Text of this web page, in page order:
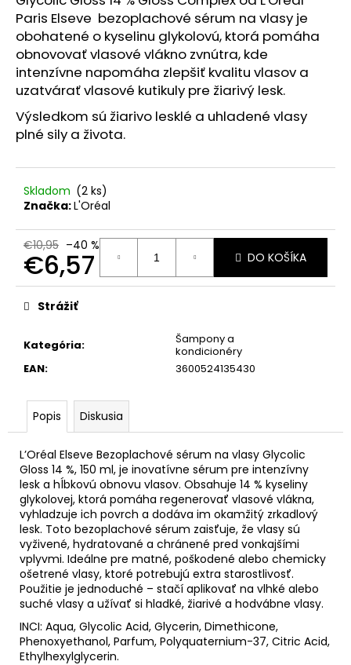
Paris Elseve bezoplachové sérum na vlasy je
obohatené o kyselinu glykolovú, ktorá pomáha
obnovovať vlasové vlákno zvnútra, kde
intenzívne napomáha zlepšiť kvalitu vlasov a
uzatvárať vlasové kutikuly pre žiarivý lesk.
Výsledkom sú žiarivo lesklé a uhladené vlasy
plné sily a života.
Skladom (2 ks)
Značka:L'Oréal
€10,95 –40 %
€6,57
Jednotková
cena:
DO KOŠÍKA
Kategória:
Šampony a
kondicionéry
EAN: 3600524135430
Strážiť
Popis Diskusia
L’Oréal Elseve Bezoplachové sérum na vlasy Glycolic
Gloss 14 %, 150 ml, je inovatívne sérum pre intenzívny
lesk a hĺbkovú obnovu vlasov. Obsahuje 14 % kyseliny
glykolovej, ktorá pomáha regenerovať vlasové vlákna,
vyhladzuje ich povrch a dodáva im okamžitý zrkadlový
lesk. Toto bezoplachové sérum zaisťuje, že vlasy sú
vyživené, hydratované a chránené pred vonkajšími
vplyvmi. Ideálne pre matné, poškodené alebo chemicky
ošetrené vlasy, ktoré potrebujú extra starostlivosť.
Použitie je jednoduché – stačí aplikovať na vlhké alebo
suché vlasy a užívať si hladké, žiarivé a hodvábne vlasy.
INCI: Aqua, Glycolic Acid, Glycerin, Dimethicone,
Phenoxyethanol, Parfum, Polyquaternium-37, Citric Acid,
Ethylhexylglycerin.
a
m
e
BIODERMA
SÉBIUM
H2O
MICELÁRNA
PRE
ZMIEŠANÚ/MASTNÚ
PLEŤ
500
€5,90
Pôvodne:
€14,99